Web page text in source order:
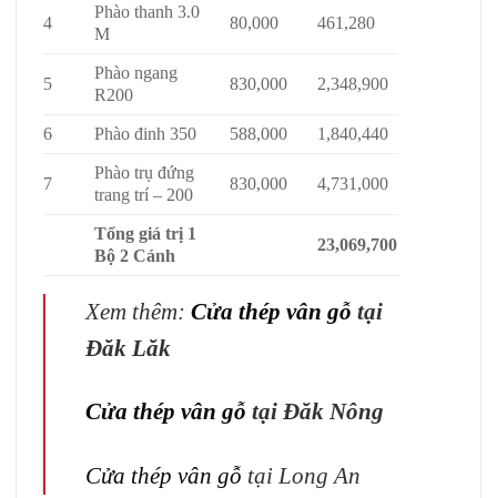
4
Phào thanh 3.0
M
80,000 461,280
5
Phào ngang
R200
830,000 2,348,900
6 Phào đinh 350 588,000 1,840,440
7
Phào trụ đứng
trang trí – 200
830,000 4,731,000
Tổng giá trị 1
Bộ 2 Cánh
23,069,700
Xem thêm: Cửa thép vân gỗ tại
Đăk Lăk
Cửa thép vân gỗ tại Đăk Nông
Cửa thép vân gỗ tại Long An